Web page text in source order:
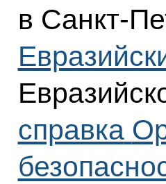
в Санкт-
справка